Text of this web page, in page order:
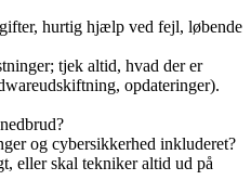
hurtig hjælp ved fejl, løbende
tjek altid, hvad der er
opdateringer).
og cybersikkerhed inkluderet?
eller skal tekniker altid ud på